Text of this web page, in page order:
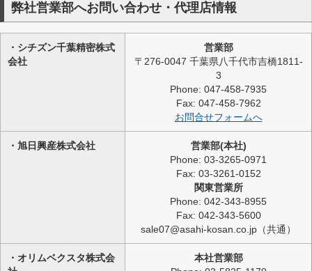
弊社営業部へお問い合わせ・代理店情報
・シチズン千葉精密株式
会社
営業部
〒276-0047 千葉県八千代市吉橋1811-
3
Phone: 047-458-7935
Fax: 047-458-7962
お問合せフォームへ
・旭日興産株式会社
営業部(本社)
Phone: 03-3265-0971
Fax: 03-3261-0152
関東営業所
Phone: 042-343-8955
Fax: 042-343-5600
sale07@asahi-kosan.co.jp（共通）
・オリムベクスタ株式会
本社営業部